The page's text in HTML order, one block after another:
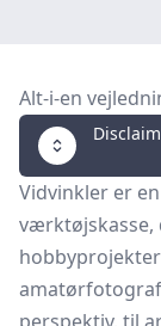
Alt-i-en
Vidvinkler er
værktøjskasse,